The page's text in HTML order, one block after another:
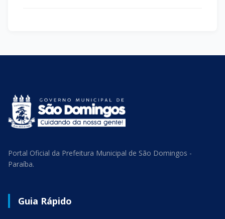
Portal Oficial da Prefeitura Municipal de São Domingos -
Paraíba.
Guia Rápido